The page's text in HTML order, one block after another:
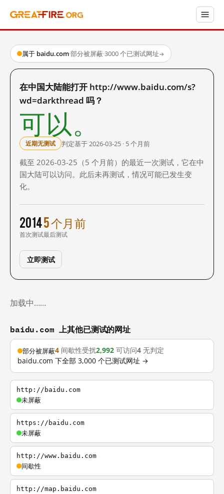
属于 baidu.com·部分被屏蔽·3000 个已测试网址→
在中国大陆能打开 http://www.baidu.com/s?
wd=darkthread 吗？
可以。
近期无测试 判定基于 2026-03-25 · 5 个月前
截至 2026-03-25（5 个月前）的最近一次测试，它在中
国大陆可以访问。此后未再测试，情况可能已发生变
化。
2014
首次测试
5 个月前
最后测试
立即测试
加载中……
baidu.com 上其他已测试的网址
部分被屏蔽4 间歇性受扰2,992 可访问4 无判定
baidu.com 下全部 3,000 个已测试网址 →
http://baidu.com
未屏蔽
https://baidu.com
未屏蔽
http://www.baidu.com
间歇性
http://map.baidu.com